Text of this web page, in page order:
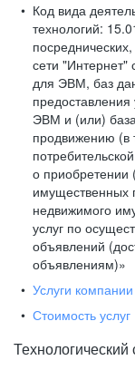
Код вида
технологий:
сети "Интернет"
для ЭВМ, баз
ЭВМ и (или)
продвижению (в
о приобретении
имущественных
недвижимого
услуг по
объявлений
объявлениям)»
Услуги компании
Стоимость услуг
Технологический